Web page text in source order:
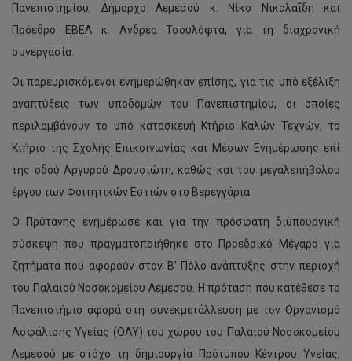
Πανεπιστημίου, Δήμαρχο Λεμεσού κ. Νίκο Νικολαΐδη και
Πρόεδρο ΕΒΕΛ κ. Ανδρέα Τσουλόφτα, για τη διαχρονική
συνεργασία.
Οι παρευρισκόμενοι ενημερώθηκαν επίσης, για τις υπό εξέλιξη
αναπτύξεις των υποδομών του Πανεπιστημίου, οι οποίες
περιλαμβάνουν το υπό κατασκευή Κτήριο Καλών Τεχνών, το
Κτήριο της Σχολής Επικοινωνίας και Μέσων Ενημέρωσης επί
της οδού Αργυρού Δρουσιώτη, καθώς και του μεγαλεπήβολου
έργου των Φοιτητικών Εστιών στο Βερεγγάρια.
Ο Πρύτανης ενημέρωσε και για την πρόσφατη διυπουργική
σύσκεψη που πραγματοποιήθηκε στο Προεδρικό Μέγαρο για
ζητήματα που αφορούν στον Β’ Πόλο ανάπτυξης στην περιοχή
του Παλαιού Νοσοκομείου Λεμεσού. Η πρόταση που κατέθεσε το
Πανεπιστήμιο αφορά στη συνεκμετάλλευση με τον Οργανισμό
Ασφάλισης Υγείας (ΟΑΥ) του χώρου του Παλαιού Νοσοκομείου
Λεμεσού με στόχο τη δημιουργία Πρότυπου Κέντρου Υγείας,